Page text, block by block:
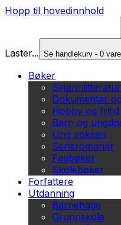
Hopp til hovedinnhold
Laster... Se handlekurv - 0 vare
Bøker
Skjønnlitteratur
Dokumentar
Hobby og fritid
Barn og
Ung voksen
Serieromaner
Fagbøker
Skolebøker
Forfattere
Utdanning
Barnehage
Grunnskole